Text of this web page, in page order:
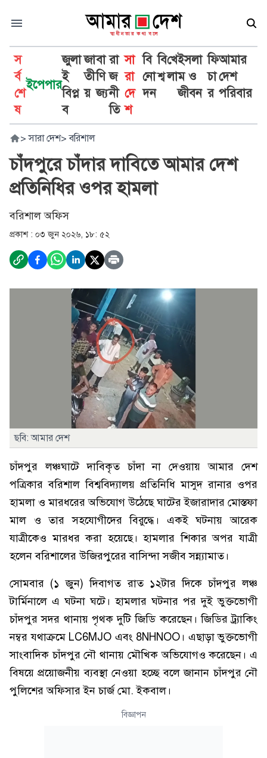
স
র্ব
শে
ষ
ইপেপার
জুলা
ই
বিপ্ল
ব
জা
তী
য়
বা
ণি
জ্য
রা
জ
নী
তি
সা
রা
দে
শ
বি
নো
দন
বি
শ্ব
খে
লা
ইসলা
ম ও
জীবন
ফি
চা
র
আমার
দেশ
পরিবার
> সারা দেশ> বরিশাল
চাঁদপুরে চাঁদার দাবিতে আমার দেশ
প্রতিনিধির ওপর হামলা
বরিশাল অফিস
প্রকাশ : ০৩ জুন ২০২৬, ১৮: ৫২
ছবি: আমার দেশ
চাঁদপুর লঞ্চঘাটে দাবিকৃত চাঁদা না দেওয়ায় আমার দেশ
পত্রিকার বরিশাল বিশ্ববিদ্যালয় প্রতিনিধি মাসুদ রানার ওপর
হামলা ও মারধরের অভিযোগ উঠেছে ঘাটের ইজারাদার মোস্তফা
মাল ও তার সহযোগীদের বিরুদ্ধে। একই ঘটনায় আরেক
যাত্রীকেও মারধর করা হয়েছে। হামলার শিকার অপর যাত্রী
হলেন বরিশালের উজিরপুরের বাসিন্দা সজীব সন্ন্যামাত।
সোমবার (১ জুন) দিবাগত রাত ১২টার দিকে চাঁদপুর লঞ্চ
টার্মিনালে এ ঘটনা ঘটে। হামলার ঘটনার পর দুই ভুক্তভোগী
চাঁদপুর সদর থানায় পৃথক দুটি জিডি করেছেন। জিডির ট্র্যাকিং
নম্বর যথাক্রমে LC6MJO এবং 8NHNOO। এছাড়া ভুক্তভোগী
সাংবাদিক চাঁদপুর নৌ থানায় মৌখিক অভিযোগও করেছেন। এ
বিষয়ে প্রয়োজনীয় ব্যবস্থা নেওয়া হচ্ছে বলে জানান চাঁদপুর নৌ
পুলিশের অফিসার ইন চার্জ মো. ইকবাল।
বিজ্ঞাপন